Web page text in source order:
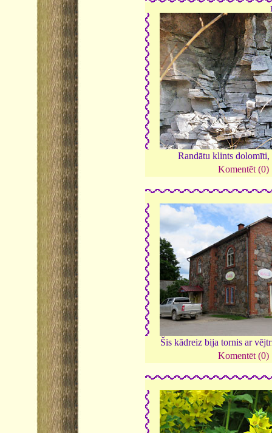
Randātu klints dolomīti,
Komentēt (0)
Šis kādreiz bija tornis ar
Komentēt (0)